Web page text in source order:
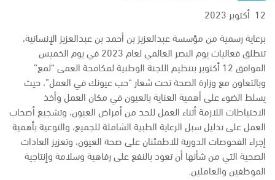
12 أكتوبر 2023
برعاية رسمية من مؤسسة عبدالعزيز بن أحمد بن عبدالعزيز الإنسانية،
تنطلق فعاليات يوم البصر العالمي لعام 2023 في يوم الخميس
الموافق 12 أكتوبر بتنظيم اللجنة الوطنية لمكافحة العمى “لمع”
وبالتعاون مع وزارة الصحة تحت شعار “حب عيونك في العمل”، حيث
يسلط الضوء على أهمية العناية بالعيون في مكان العمل وأخذ
الاحتياطات اللازمة أثناء العمل للحد من أمراض العيون، وتشجيع أصحاب
العمل على تذليل سبل الرعاية الطبية الشاملة للجميع، والتوعية بأهمية
إجراء الفحوصات الدورية للاطمئنان على صحة العيون، وتعزيز العادات
الصحية التي من شأنها أن تعود بالنفع على رفاهية وسلامة وإنتاجية
الموظفين والعاملين.